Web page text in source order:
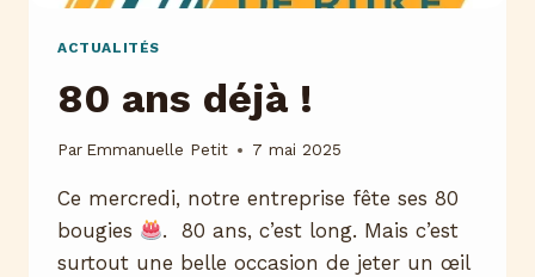
ACTUALITÉS
80 ans déjà !
Par Emmanuelle Petit 7 mai 2025
Ce mercredi, notre entreprise fête ses 80
bougies
. 80 ans, c’est long. Mais c’est
surtout une belle occasion de jeter un œil